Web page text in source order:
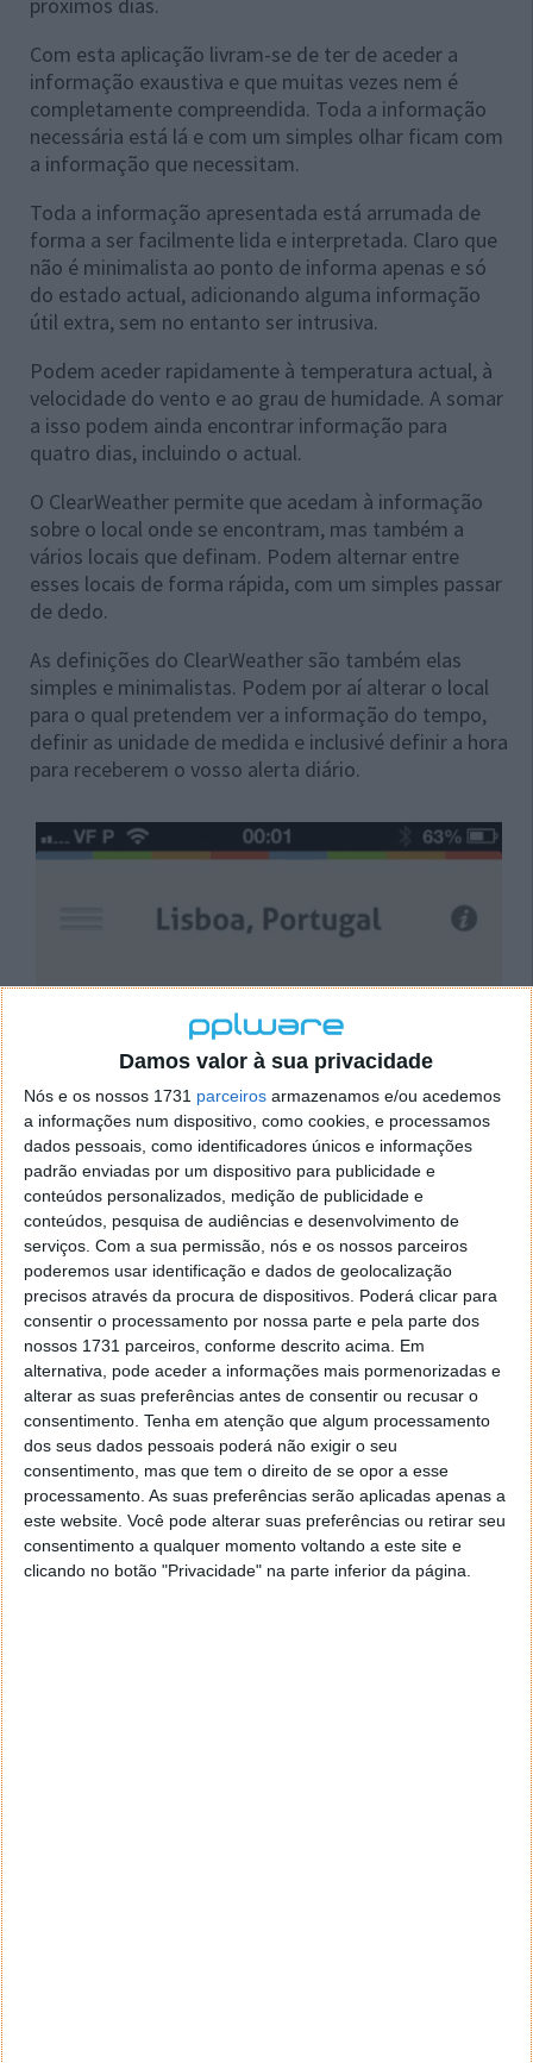
Damos valor à sua privacidade
Nós e os nossos 1731 parceiros armazenamos e/ou acedemos
a informações num dispositivo, como cookies, e processamos
dados pessoais, como identificadores únicos e informações
padrão enviadas por um dispositivo para publicidade e
conteúdos personalizados, medição de publicidade e
conteúdos, pesquisa de audiências e desenvolvimento de
serviços. Com a sua permissão, nós e os nossos parceiros
poderemos usar identificação e dados de geolocalização
precisos através da procura de dispositivos. Poderá clicar para
consentir o processamento por nossa parte e pela parte dos
nossos 1731 parceiros, conforme descrito acima. Em
alternativa, pode aceder a informações mais pormenorizadas e
alterar as suas preferências antes de consentir ou recusar o
consentimento. Tenha em atenção que algum processamento
dos seus dados pessoais poderá não exigir o seu
consentimento, mas que tem o direito de se opor a esse
processamento. As suas preferências serão aplicadas apenas a
este website. Você pode alterar suas preferências ou retirar seu
consentimento a qualquer momento voltando a este site e
clicando no botão "Privacidade" na parte inferior da página.
Com esta aplicação livram-se de ter de aceder a
informação exaustiva e que muitas vezes nem é
completamente compreendida. Toda a informação
necessária está lá e com um simples olhar ficam com
a informação que necessitam.
Toda a informação apresentada está arrumada de
forma a ser facilmente lida e interpretada. Claro que
não é minimalista ao ponto de informa apenas e só
do estado actual, adicionando alguma informação
útil extra, sem no entanto ser intrusiva.
Podem aceder rapidamente à temperatura actual, à
velocidade do vento e ao grau de humidade. A somar
a isso podem ainda encontrar informação para
quatro dias, incluindo o actual.
O ClearWeather permite que acedam à informação
sobre o local onde se encontram, mas também a
vários locais que definam. Podem alternar entre
esses locais de forma rápida, com um simples passar
de dedo.
As definições do ClearWeather são também elas
simples e minimalistas. Podem por aí alterar o local
para o qual pretendem ver a informação do tempo,
definir as unidade de medida e inclusivé definir a hora
para receberem o vosso alerta diário.